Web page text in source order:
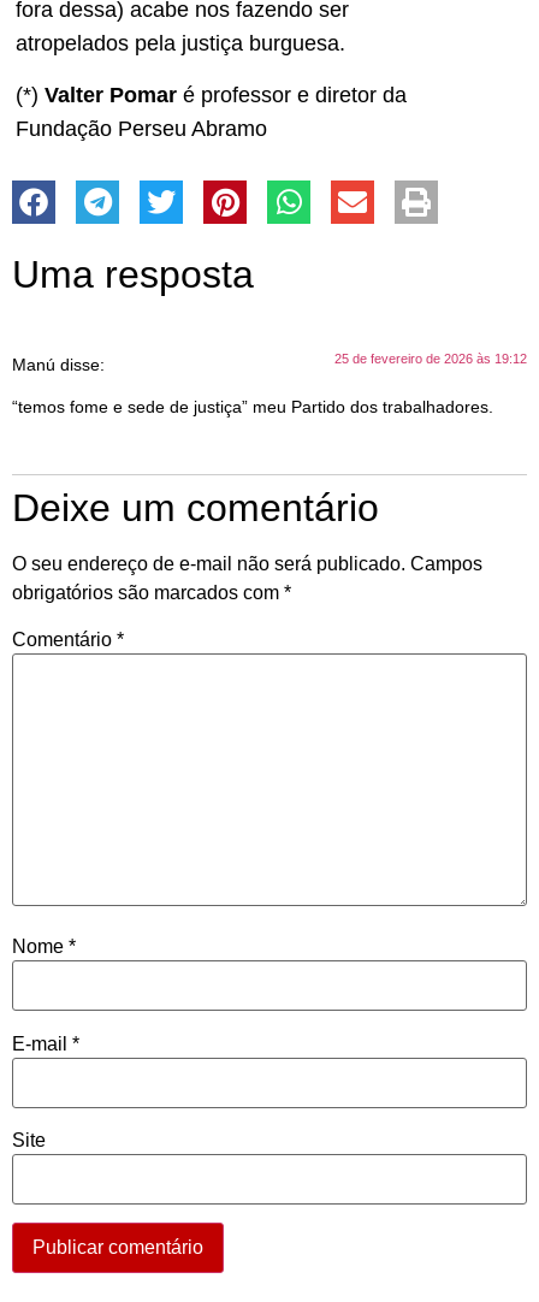
fora dessa) acabe nos fazendo ser
atropelados pela justiça burguesa.
(*) Valter Pomar é professor e diretor da
Fundação Perseu Abramo
Uma resposta
Manú disse: 25 de fevereiro de 2026 às 19:12
“temos fome e sede de justiça” meu Partido dos trabalhadores.
Deixe um comentário
O seu endereço de e-mail não será publicado. Campos
obrigatórios são marcados com *
Comentário *
Nome *
E-mail *
Site